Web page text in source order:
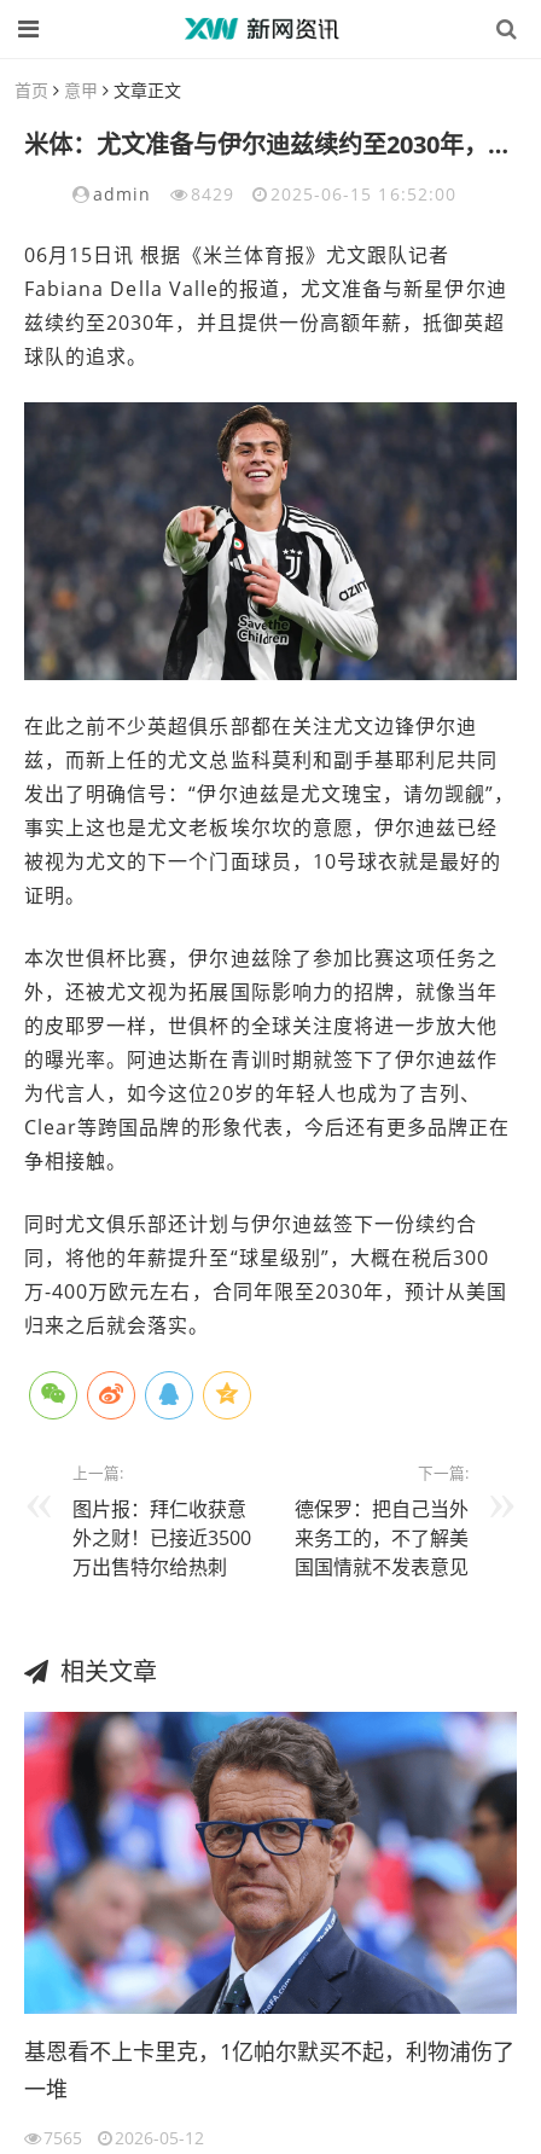
首页 意甲 文章正文
米体：尤文准备与伊尔迪兹续约至2030年，年薪300万-400万欧
admin 8429 2025-06-15 16:52:00
06月15日讯 根据《米兰体育报》尤文跟队记者
Fabiana Della Valle的报道，尤文准备与新星伊尔迪
兹续约至2030年，并且提供一份高额年薪，抵御英超
球队的追求。
在此之前不少英超俱乐部都在关注尤文边锋伊尔迪
兹，而新上任的尤文总监科莫利和副手基耶利尼共同
发出了明确信号：“伊尔迪兹是尤文瑰宝，请勿觊觎”，
事实上这也是尤文老板埃尔坎的意愿，伊尔迪兹已经
被视为尤文的下一个门面球员，10号球衣就是最好的
证明。
本次世俱杯比赛，伊尔迪兹除了参加比赛这项任务之
外，还被尤文视为拓展国际影响力的招牌，就像当年
的皮耶罗一样，世俱杯的全球关注度将进一步放大他
的曝光率。阿迪达斯在青训时期就签下了伊尔迪兹作
为代言人，如今这位20岁的年轻人也成为了吉列、
Clear等跨国品牌的形象代表，今后还有更多品牌正在
争相接触。
同时尤文俱乐部还计划与伊尔迪兹签下一份续约合
同，将他的年薪提升至“球星级别”，大概在税后300
万-400万欧元左右，合同年限至2030年，预计从美国
归来之后就会落实。
上一篇:
图片报：拜仁收获意
外之财！已接近3500
万出售特尔给热刺
下一篇:
德保罗：把自己当外
来务工的，不了解美
国国情就不发表意见
相关文章
基恩看不上卡里克，1亿帕尔默买不起，利物浦伤了
一堆
7565 2026-05-12